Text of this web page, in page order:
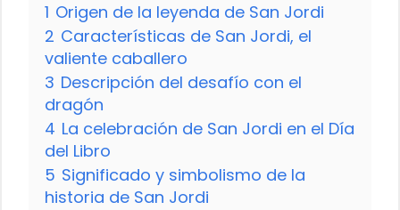
1 Origen de la leyenda de San Jordi
2 Características de San Jordi, el
valiente caballero
3 Descripción del desafío con el
dragón
4 La celebración de San Jordi en el Día
del Libro
5 Significado y simbolismo de la
historia de San Jordi